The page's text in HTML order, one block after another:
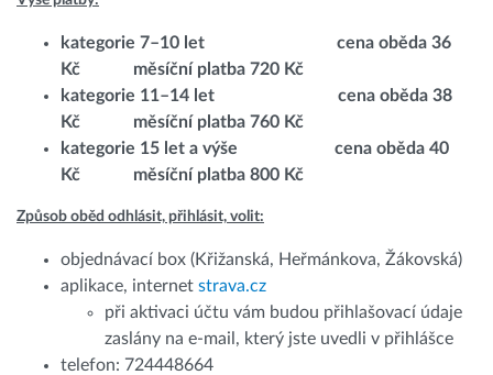
kategorie 7–10 let cena oběda 36
Kč měsíční platba 720 Kč
kategorie 11–14 let cena oběda 38
Kč měsíční platba 760 Kč
kategorie 15 let a výše cena oběda 40
Kč měsíční platba 800 Kč
Způsob oběd odhlásit, přihlásit, volit:
objednávací box (Křižanská, Heřmánkova, Žákovská)
aplikace, internet strava.cz
při aktivaci účtu vám budou přihlašovací údaje
zaslány na e-mail, který jste uvedli v přihlášce
telefon: 724448664